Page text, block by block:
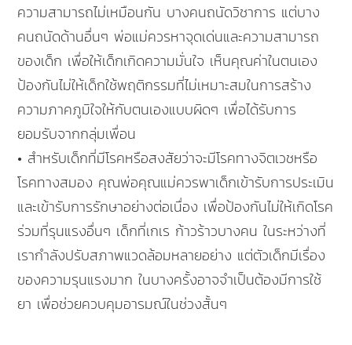
ความสามารถไม่เหมือนกัน บางคนถนัดวิชาการ แต่บาง
คนถนัดด้านอื่นๆ พ่อแม่ควรหาจุดเด่นและความสามารถ
ของเด็ก เพื่อให้เด็กเกิดความมั่นใจ เห็นคุณค่าในตนเอง
ป้องกันไม่ให้เด็กใช้พฤติกรรมที่ไม่เหมาะสมในการสร้าง
ความภาคภูมิใจให้กับตนเองแบบผิดๆ เพื่อได้รับการ
ยอมรับจากกลุ่มเพื่อน
• สำหรับเด็กที่มีโรคหรือสงสัยว่าจะมีโรคทางจิตเวชหรือ
โรคทางสมอง คุณพ่อคุณแม่ควรพาเด็กเข้ารับการประเมิน
และเข้ารับการรักษาอย่างต่อเนื่อง เพื่อป้องกันไม่ให้เกิดโรค
ร่วมที่รุนแรงอื่นๆ เด็กที่เกเร ก้าวร้าวบางคน ในระหว่างที่
เรากำลังปรับสภาพแวดล้อมหลายอย่าง แต่ตัวเด็กมีเรื่อง
ของความรุนแรงมาก ในบางครั้งอาจจำเป็นต้องมีการใช้
ยา เพื่อช่วยควบคุมอารมณ์ในช่วงสั้นๆ